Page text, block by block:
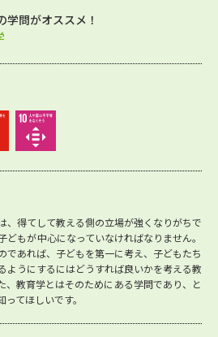
問がオススメ！
、得てして教える側の立場が強くなりがちで
もが中心になっていなければなりません。
であれば、子どもを第一に考え、子どもたち
ようにするにはどうすれば良いかを考える教
、教育学とはそのためにある学問であり、と
てほしいです。